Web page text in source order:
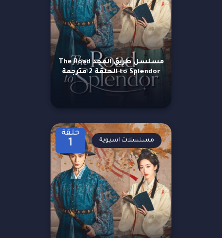
مسلسل طريق المجد The Road
to Splendor الحلقة 2 مترجمة
حلقة
1 مسلسلات اسيوية